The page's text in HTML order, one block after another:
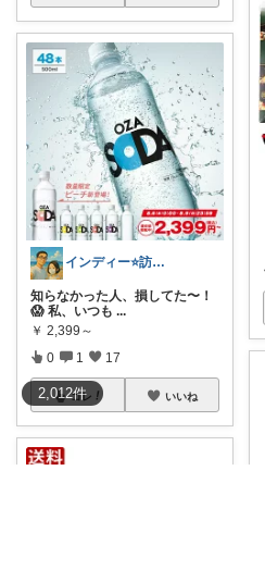
2,012件
インディー⭐️訪問•フォローありがとう
知らなかった人、損してた〜！
😱 私、いつも ...
￥ 2,399～
0 1 17
コレ いいね